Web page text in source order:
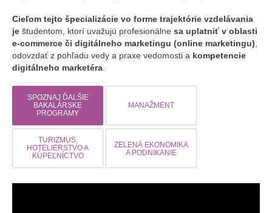
Cieľom tejto špecializácie vo forme trajektórie vzdelávania
je študentom, ktorí uvažujú profesionálne sa uplatniť v oblasti
e-commerce či digitálneho marketingu (online marketingu)
odovzdať z pohľadu vedy a praxe vedomosti a kompetencie
digitálneho marketéra
SPOZNAJ ĎALŠIE
BAKALÁRSKE
PROGRAMY
MANAŽMENT
TURIZMUS,
HOTELIERSTVO A
KÚPEĽNÍCTVO
ZELENÁ EKONOMIKA
A PODNIKANIE